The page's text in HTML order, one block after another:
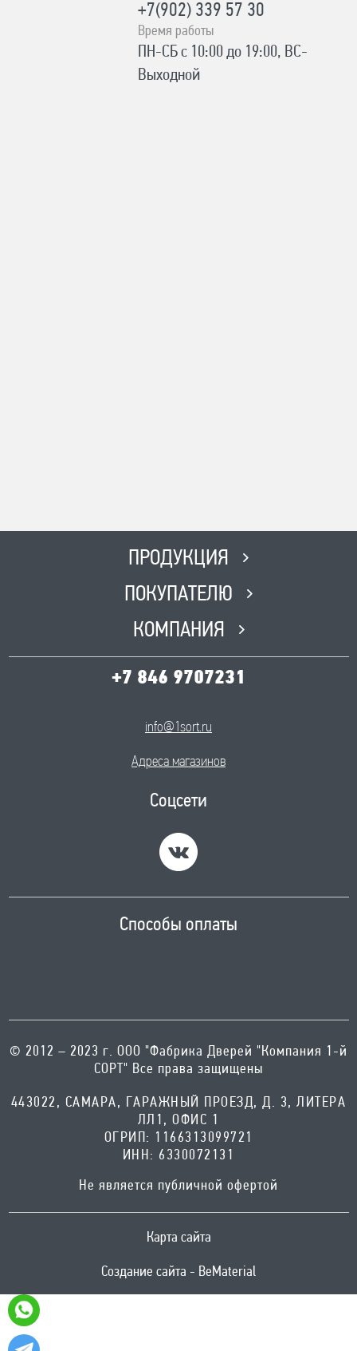
+7(902) 339 57 30
Время работы
ПН-СБ с 10:00 до 19:00, ВС-
Выходной
ПРОДУКЦИЯ
ПОКУПАТЕЛЮ
КОМПАНИЯ
+7 846 9707231
info@1sort.ru
Адреса магазинов
Соцсети
Способы оплаты
© 2012 – 2023 г. ООО "Фабрика Дверей "Компания 1-й
СОРТ" Все права защищены
443022, САМАРА, ГАРАЖНЫЙ ПРОЕЗД, Д. 3, ЛИТЕРА
ЛЛ1, ОФИС 1
ОГРИП: 1166313099721
ИНН: 6330072131
Не является публичной офертой
Карта сайта
Создание сайта - BeMaterial